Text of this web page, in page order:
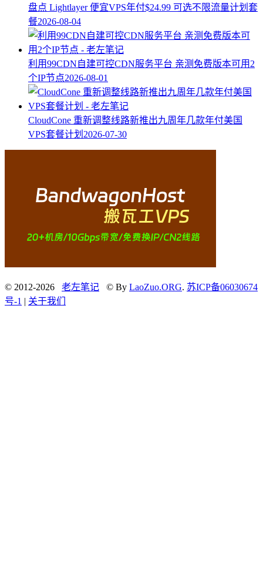
盘点 Lightlayer 便宜VPS年付$24.99 可选不限流量计划套
餐2026-08-04
利用99CDN自建可控CDN服务平台 亲测免费版本可用2
个IP节点2026-08-01
CloudCone 重新调整线路新推出九周年几款年付美国
VPS套餐计划 2026-07-30
© 2012-2026 老左笔记 © By LaoZuo.ORG. 苏ICP备06030674
号-1 | 关于我们